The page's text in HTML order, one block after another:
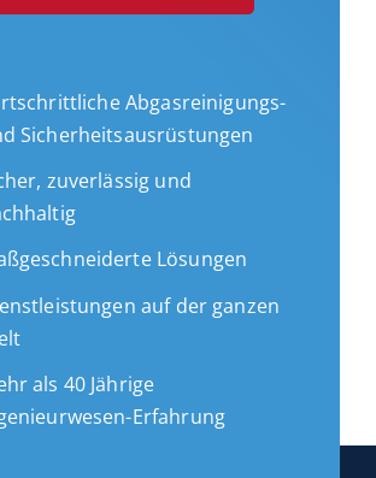
Abgasreinigungs-
Sicherheitsausrüstungen
zuverlässig und
Lösungen
auf der ganzen
als 40 Jährige
Erfahrung